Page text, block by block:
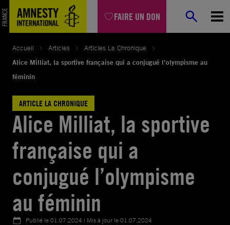
FAIRE UN DON
Aller
au
contenu
Accueil Articles
Articles La Chronique
Alice Milliat, la sportive française qui a conjugué l’olympisme au
féminin
ARTICLE LA CHRONIQUE
Alice Milliat, la sportive
française qui a
conjugué l’olympisme
au féminin
Publié le01.07.2024 | Mis à jour le01.07.2024